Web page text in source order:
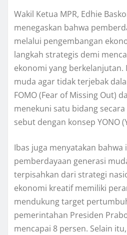
Wakil Ketua MPR, Edhie
menegaskan bahwa
melalui pengembangan
langkah strategis demi
ekonomi yang berkelanjutan.
muda agar tidak terjebak
FOMO (Fear of Missing Out)
menekuni satu bidang
sebut dengan konsep YONO
Ibas juga menyatakan
pemberdayaan generasi
terpisahkan dari strategi
ekonomi kreatif memiliki
mendukung target
pemerintahan Presiden
mencapai 8 persen. Selain